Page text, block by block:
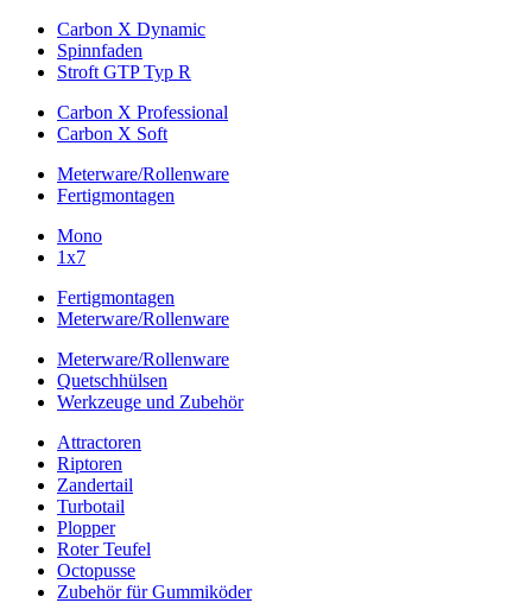
Carbon X Dynamic
Spinnfaden
Stroft GTP Typ R
Carbon X Professional
Carbon X Soft
Meterware/Rollenware
Fertigmontagen
Mono
1x7
Fertigmontagen
Meterware/Rollenware
Meterware/Rollenware
Quetschhülsen
Werkzeuge und Zubehör
Attractoren
Riptoren
Zandertail
Turbotail
Plopper
Roter Teufel
Octopusse
Zubehör für Gummiköder